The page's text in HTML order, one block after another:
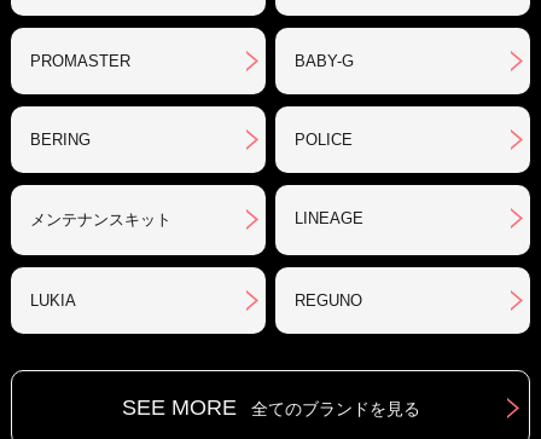
PROMASTER BABY-G
BERING POLICE
メンテナンスキット LINEAGE
LUKIA REGUNO
SEE MORE 全てのブランドを見る